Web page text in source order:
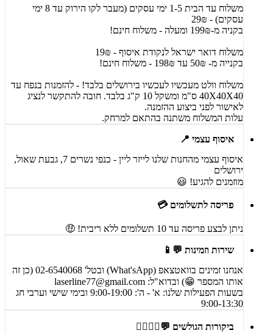
משלוח עד הבית 1-5 ימי עסקים (מעבר לקו הירוק עד 8 ימי
עסקים) - 29₪
בקניה מ-199₪ ומעלה - משלוח חינם!
משלוח דואר ישראל לנקודת איסוף - 19₪
בקנייה מ- 50₪ עד 198₪ - משלוח חינם!
משלוח וולט מעכשיו לעכשיו בירושלים בלבד! - להזמנות בנפח עד
40X40X40 ס"מ ומשקל 10 ק"ג בלבד. חובה להתקשר לנציג
לאישור לפני ביצוע ההזמנה.
עלות המשלוח משתנה בהתאם למרחק.
איסוף עצמי 📍
איסוף עצמי מהחנות שלנו לייזר ליין - כנפי נשרים 7, גבעת שאול,
ירושלים
מוזמנים להגיע! 😃
פריסה לתשלומים 💳
ניתן לבצע פריסה עד 10 תשלומים ללא ריבית! 🤑
שירות וזמינות 💬📱
אנחנו זמינים בוואטצאפ (What'sApp) ובטל' 02-6540068 (כן זה
אותו המספר 😁) ובדוא"ל: laserline77@gmail.com
בשעות הפעילות שלנו: א' - ה': 9:00-19:00 ובימי שישי וערבי חג
9:00-13:30
ביקורות הגולשים 💬🙋‍♀️🙋‍♂️